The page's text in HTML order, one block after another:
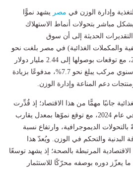
وإدارة الوزن في مصر يشهد نموًّا
مباشر بتحولات أنماط الاستهلاك
الحديثة إلى أن سوق
والمكملات الغذائية) في مصر بلغت نحو
1.26 مليار دولار في عام 2024، مع توقعات بوصولها إلى 2.44 مليار دولار
بحلول عام 2033، بمعدل نمو سنوي مركب يبلغ نحو 7.7%، مدفوعًا بزيادة
دعم المناعة وإدارة الوزن.
جانبًا مهمًّا من هذا الاقتصاد؛ إذ قُدِّرت
قيمتها بنحو 326 مليون دولار في عام 2024، مع توقع نموّها بمعدل يقارب
2030، مدفوعةً بالتحولات الديموجرافية، وارتفاع نسبة
البدنية والتحكم في الوزن. ويُعدّ هذا
الاقتصادية المرتبطة بالصحة؛ إذ يشهد توسعًا
يعزّز دوره بوصفه محرّكًا للاستثمار